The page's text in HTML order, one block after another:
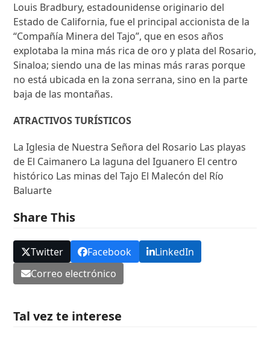
Louis Bradbury, estadounidense originario del
Estado de California, fue el principal accionista de la
“Compañía Minera del Tajo”, que en esos años
explotaba la mina más rica de oro y plata del Rosario,
Sinaloa; siendo una de las minas más raras porque
no está ubicada en la zona serrana, sino en la parte
baja de las montañas.
ATRACTIVOS TURÍSTICOS
La Iglesia de Nuestra Señora del Rosario Las playas
de El Caimanero La laguna del Iguanero El centro
histórico Las minas del Tajo El Malecón del Río
Baluarte
Share This
Twitter Facebook
LinkedIn
Correo electrónico
Tal vez te interese